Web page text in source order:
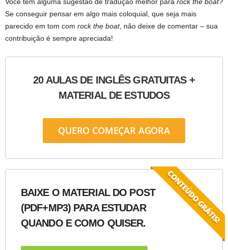
Se conseguir pensar em algo mais coloquial, que seja mais
parecido em tom com rock the boat, não deixe de comentar – sua
contribuição é sempre apreciada!
20 AULAS DE INGLÊS GRATUITAS +
MATERIAL DE ESTUDOS
QUERO COMEÇAR AGORA
BAIXE O MATERIAL DO POST
(PDF+MP3) PARA ESTUDAR
QUANDO E COMO QUISER.